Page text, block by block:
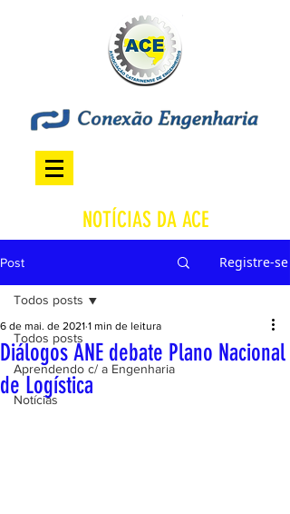
NOTÍCIAS DA ACE
Post Registre-se
Todos posts
Aprendendo c/ a Engenharia
Notícias
Todos posts
Diálogos ANE debate Plano Nacional
de Logística
6 de mai. de 2021 1 min de leitura